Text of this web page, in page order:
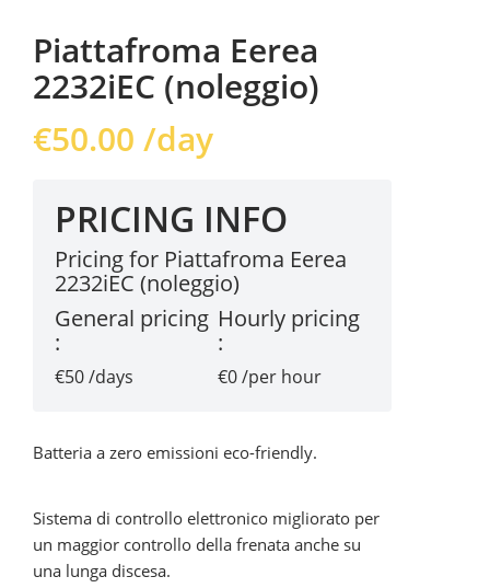
Piattafroma Eerea
2232iEC (noleggio)
€50.00 /day
PRICING INFO
Pricing for Piattafroma Eerea
2232iEC (noleggio)
General pricing
:
€50 /days
Hourly pricing
:
€0 /per hour
Batteria a zero emissioni eco-friendly.
Sistema di controllo elettronico migliorato per
un maggior controllo della frenata anche su
una lunga discesa.